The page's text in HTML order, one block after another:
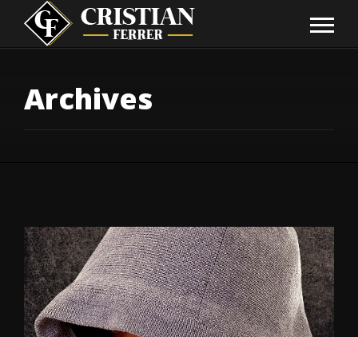
Archives